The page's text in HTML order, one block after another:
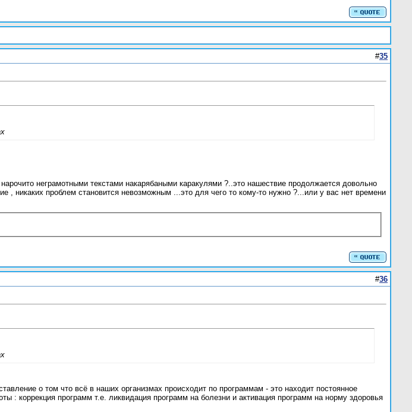
#35
неграмотными текстами накарябаными каракулями ?..это нашествие продолжается довольно
, никаких проблем становится невозможным ...это для чего то кому-то нужно ?...или у вас нет времени
#36
о том что всё в наших организмах происходит по программам - это находит постоянное
: коррекция программ т.е. ликвидация программ на болезни и активация программ на норму здоровья